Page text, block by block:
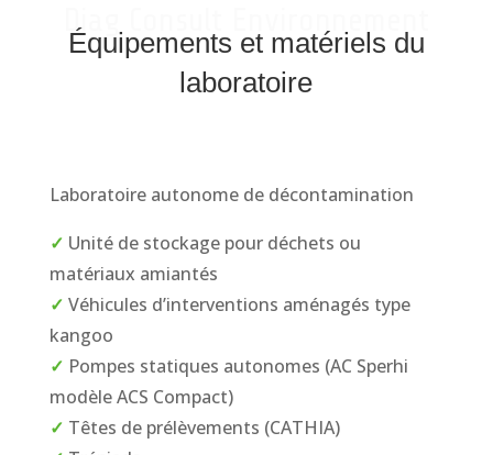
Diag Consult Environnement
Équipements et matériels du
laboratoire
Laboratoire autonome de décontamination
✓ Unité de stockage pour déchets ou
matériaux amiantés
✓ Véhicules d’interventions aménagés type
kangoo
✓ Pompes statiques autonomes (AC Sperhi
modèle ACS Compact)
✓ Têtes de prélèvements (CATHIA)